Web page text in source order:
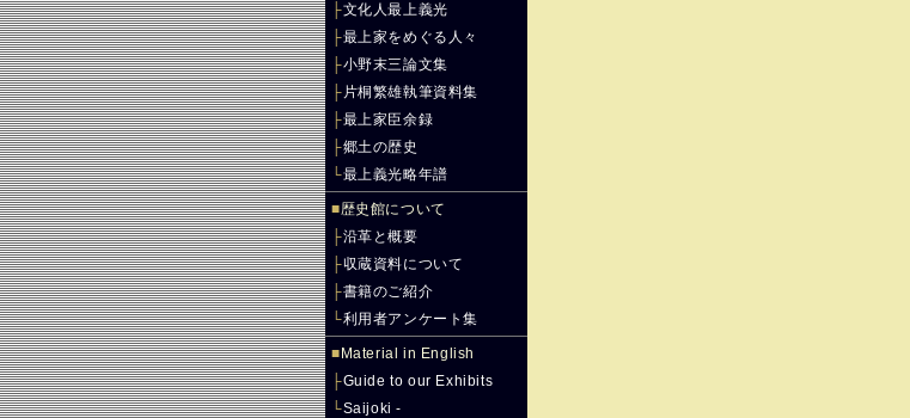
├文化人最上義光
├最上家をめぐる人々
├小野末三論文集
├ 片桐繁雄執筆資料集
├最上家臣余録
├郷土の歴史
└最上義光略年譜
■歴史館について
├沿革と概要
├収蔵資料について
├書籍のご紹介
└利用者アンケート集
■ Material in English
├Guide to our Exhibits
└Saijoki -